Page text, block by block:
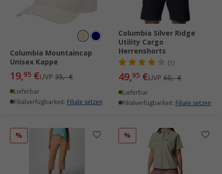
Columbia Mountaincap
Unisex Kappe
19,95 €UVP 35,- €
Lieferbar
Filialverfügbarkeit: Filiale setzen
Columbia Silver Ridge
Utility Cargo
Herrenshorts
(1)
49,95 €UVP 60,- €
Lieferbar
Filialverfügbarkeit: Filiale setzen
% %